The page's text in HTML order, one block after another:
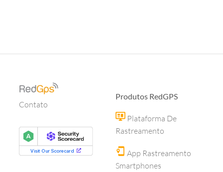
Contato
Produtos RedGPS
Plataforma De
Rastreamento
App Rastreamento
Smartphones